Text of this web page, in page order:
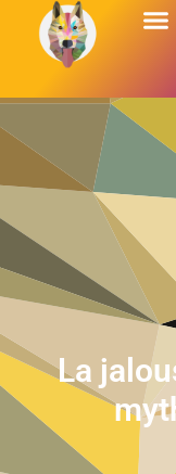
La